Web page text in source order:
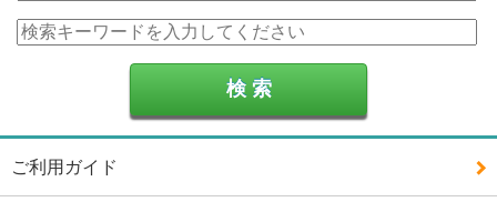
ご利用ガイド